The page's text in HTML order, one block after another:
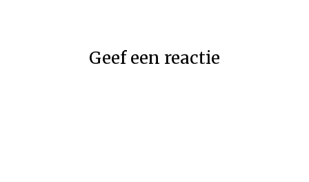
Geef een reactie